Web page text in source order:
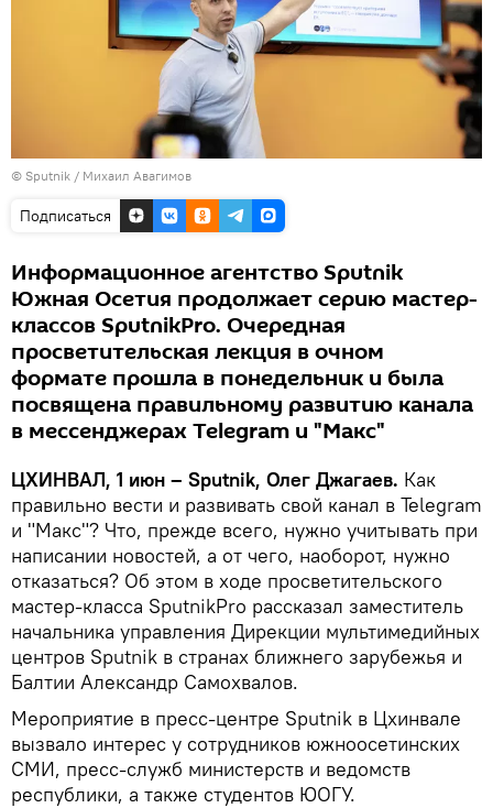
© Sputnik / Михаил Авагимов
Подписаться
Информационное агентство Sputnik
Южная Осетия продолжает серию мастер-
классов SputnikPro. Очередная
просветительская лекция в очном
формате прошла в понедельник и была
посвящена правильному развитию канала
в мессенджерах Telegram и "Макс"
ЦХИНВАЛ, 1 июн – Sputnik, Олег Джагаев. Как
правильно вести и развивать свой канал в Telegram
и "Макс"? Что, прежде всего, нужно учитывать при
написании новостей, а от чего, наоборот, нужно
отказаться? Об этом в ходе просветительского
мастер-класса SputnikPro рассказал заместитель
начальника управления Дирекции мультимедийных
центров Sputnik в странах ближнего зарубежья и
Балтии Александр Самохвалов.
Мероприятие в пресс-центре Sputnik в Цхинвале
вызвало интерес у сотрудников южноосетинских
СМИ, пресс-служб министерств и ведомств
республики, а также студентов ЮОГУ.